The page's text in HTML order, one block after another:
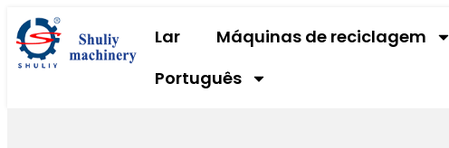
Lar Máquinas de reciclagem
Português